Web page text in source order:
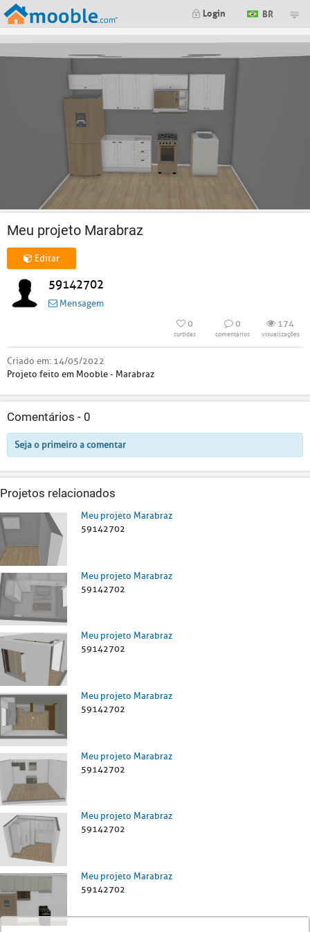
Login BR
Meu projeto Marabraz
Editar
59142702
Mensagem
0
curtidas
0
comentários
174
visualizações
Criado em: 14/05/2022
Projeto feito em Mooble - Marabraz
Comentários - 0
Seja o primeiro a comentar
Projetos relacionados
Meu projeto Marabraz
59142702
Meu projeto Marabraz
59142702
Meu projeto Marabraz
59142702
Meu projeto Marabraz
59142702
Meu projeto Marabraz
59142702
Meu projeto Marabraz
59142702
Meu projeto Marabraz
59142702